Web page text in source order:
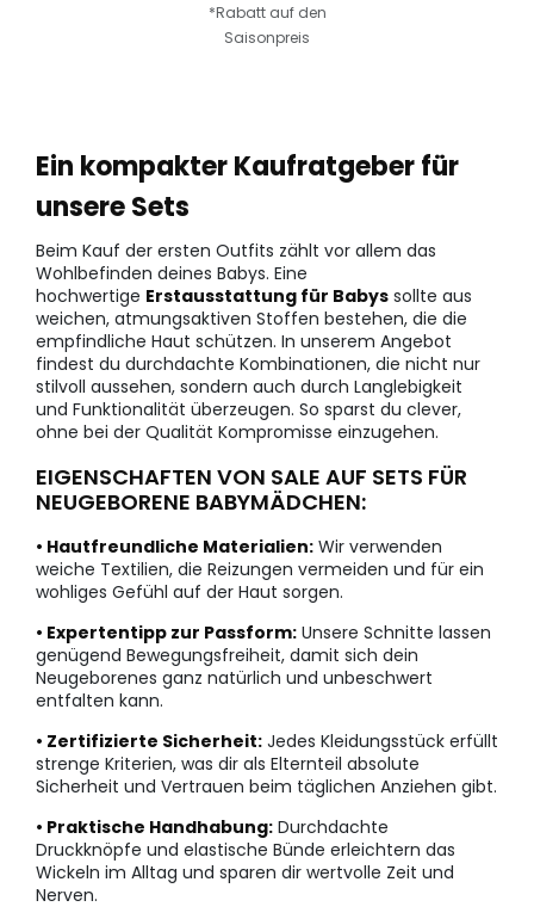
*Rabatt auf den
Saisonpreis
Ein kompakter Kaufratgeber für
unsere Sets
Beim Kauf der ersten Outfits zählt vor allem das
Wohlbefinden deines Babys. Eine
hochwertige Erstausstattung für Babys sollte aus
weichen, atmungsaktiven Stoffen bestehen, die die
empfindliche Haut schützen. In unserem Angebot
findest du durchdachte Kombinationen, die nicht nur
stilvoll aussehen, sondern auch durch Langlebigkeit
und Funktionalität überzeugen. So sparst du clever,
ohne bei der Qualität Kompromisse einzugehen.
EIGENSCHAFTEN VON SALE AUF SETS FÜR
NEUGEBORENE BABYMÄDCHEN:
• Hautfreundliche Materialien: Wir verwenden
weiche Textilien, die Reizungen vermeiden und für ein
wohliges Gefühl auf der Haut sorgen.
• Expertentipp zur Passform: Unsere Schnitte lassen
genügend Bewegungsfreiheit, damit sich dein
Neugeborenes ganz natürlich und unbeschwert
entfalten kann.
• Zertifizierte Sicherheit: Jedes Kleidungsstück erfüllt
strenge Kriterien, was dir als Elternteil absolute
Sicherheit und Vertrauen beim täglichen Anziehen gibt.
• Praktische Handhabung: Durchdachte
Druckknöpfe und elastische Bünde erleichtern das
Wickeln im Alltag und sparen dir wertvolle Zeit und
Nerven.